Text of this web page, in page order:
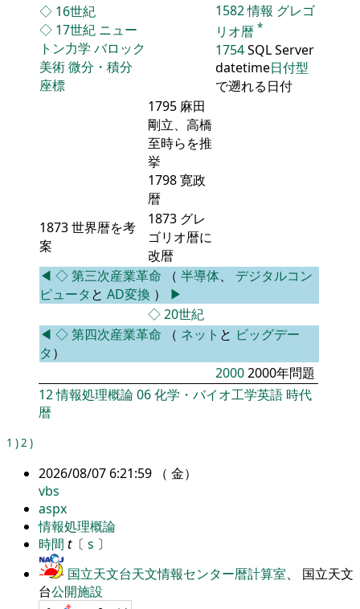
◇ 16世紀
◇ 17世紀 ニュー
トン力学 バロック
美術微分・積分
座標
1582情報 グレゴ
リオ暦 *
1754SQL Server
datetime日付型
で遡れる日付
1795 麻田
剛立、高橋
至時らを推
挙
1798 寛政
暦
1873 世界暦を考
案
1873 グレ
ゴリオ暦に
改暦
◀ ◇第三次産業革命 （ 半導体、 デジタルコン
ピュータ と AD変換 ） ▶
◇20世紀
◀ ◇第四次産業革命 （ ネット と ビッグデー
タ ）
20002000年問題
12情報処理概論06化学・バイオ工学英語 時代
暦
1 ) 2 )
2026/08/07 6:21:59 （ 金）
vbs
aspx
情報処理概論
時間 t〔 s 〕
国立天文台天文情報センター暦計算室、 国立天文
台公開施設